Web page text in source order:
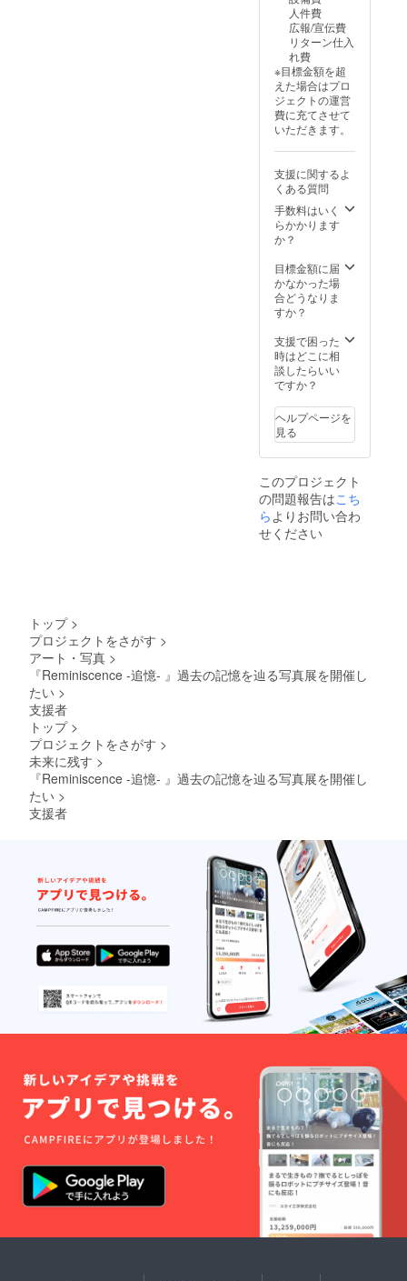
人件費
広報/宣伝費
リターン仕入
れ費
※目標金額を超
えた場合はプロ
ジェクトの運営
費に充てさせて
いただきます。
支援に関するよ
くある質問
手数料はいく
らかかります
か？
目標金額に届
かなかった場
合どうなりま
すか？
支援で困った
時はどこに相
談したらいい
ですか？
ヘルプページを
見る
このプロジェクト
の問題報告はこち
らよりお問い合わ
せください
トップ >
プロジェクトをさがす >
アート・写真 >
『Reminiscence -追憶- 』過去の記憶を辿る写真展を開催し
たい >
支援者
トップ >
プロジェクトをさがす >
未来に残す >
『Reminiscence -追憶- 』過去の記憶を辿る写真展を開催し
たい >
支援者